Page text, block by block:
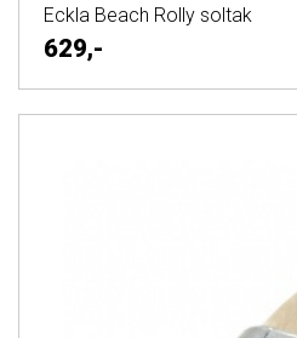
Eckla Beach Rolly soltak
629,-